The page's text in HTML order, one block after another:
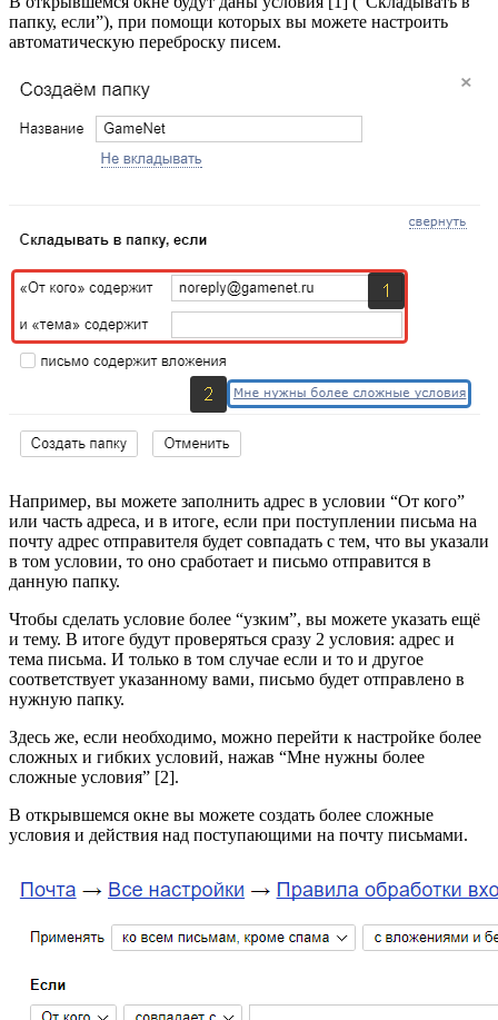
папку, если”), при помощи которых вы можете настроить
автоматическую переброску писем.
Например, вы можете заполнить адрес в условии “От кого”
или часть адреса, и в итоге, если при поступлении письма на
почту адрес отправителя будет совпадать с тем, что вы указали
в том условии, то оно сработает и письмо отправится в
данную папку.
Чтобы сделать условие более “узким”, вы можете указать ещё
и тему. В итоге будут проверяться сразу 2 условия: адрес и
тема письма. И только в том случае если и то и другое
соответствует указанному вами, письмо будет отправлено в
нужную папку.
Здесь же, если необходимо, можно перейти к настройке более
сложных и гибких условий, нажав “Мне нужны более
сложные условия” [2].
В открывшемся окне вы можете создать более сложные
условия и действия над поступающими на почту письмами.